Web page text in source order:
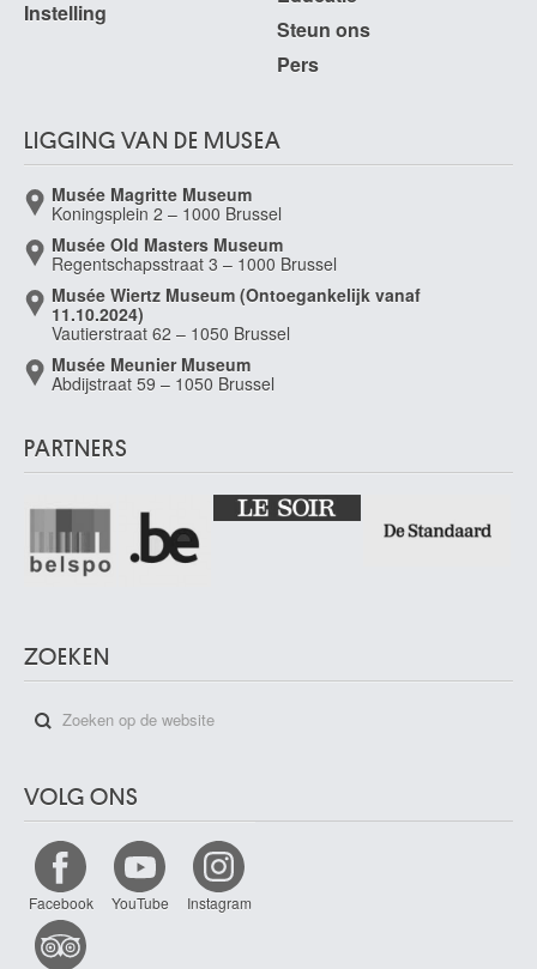
Instelling
Steun ons
Pers
LIGGING VAN DE MUSEA
Musée Magritte Museum
Koningsplein 2 – 1000 Brussel
Musée Old Masters Museum
Regentschapsstraat 3 – 1000 Brussel
Musée Wiertz Museum (Ontoegankelijk vanaf
11.10.2024)
Vautierstraat 62 – 1050 Brussel
Musée Meunier Museum
Abdijstraat 59 – 1050 Brussel
PARTNERS
ZOEKEN
VOLG ONS
Facebook YouTube Instagram